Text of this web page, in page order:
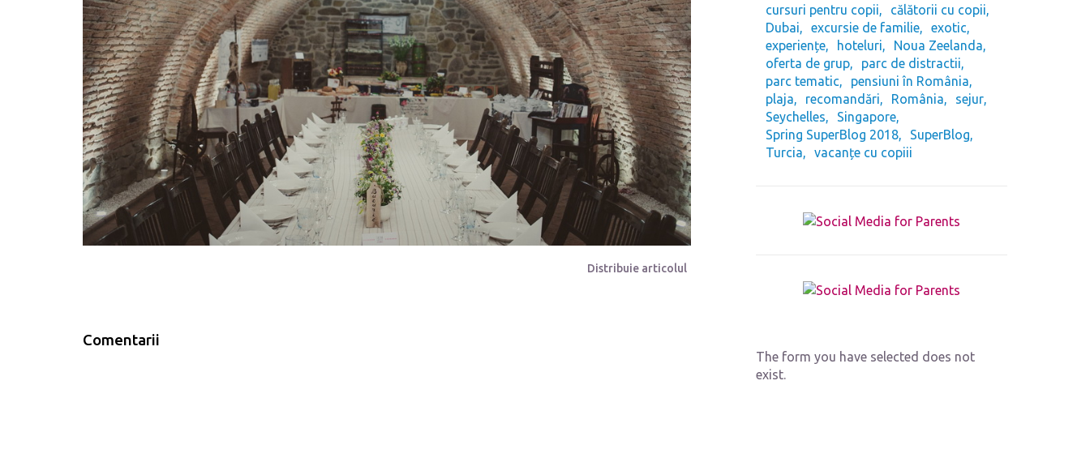
Distribuie articolul
Comentarii
cursuri pentru copii
călătorii cu copii
Dubai
excursie de familie
exotic
experiențe
hoteluri
Noua Zeelanda
oferta de grup
parc de distractii
parc tematic
pensiuni în România
plaja
recomandări România
sejur
Seychelles
Singapore
Spring SuperBlog 2018
SuperBlog
Turcia
vacanțe cu copiii
The form you have selected does not
exist.